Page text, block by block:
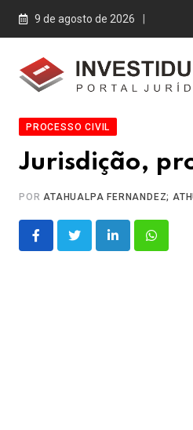
Skip
9 de agosto de 2026
PROCESSO CIVIL
Jurisdição,
POR ATAHUALPA FERNANDEZ;
LinkedIn